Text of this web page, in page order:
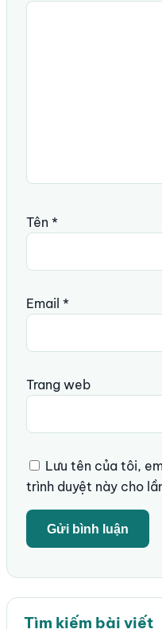
Tên *
Email *
Trang web
Lưu tên của tôi,
trình duyệt này cho
Tìm kiếm bài viết